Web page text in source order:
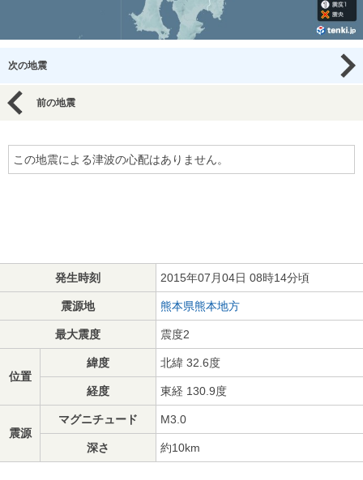
次の地震
前の地震
この地震による津波の心配はありません。
発生時刻 2015年07月04日 08時14分頃
震源地 熊本県熊本地方
最大震度 震度2
位置
緯度 北緯 32.6度
経度 東経 130.9度
震源
マグニチュード M3.0
深さ 約10km